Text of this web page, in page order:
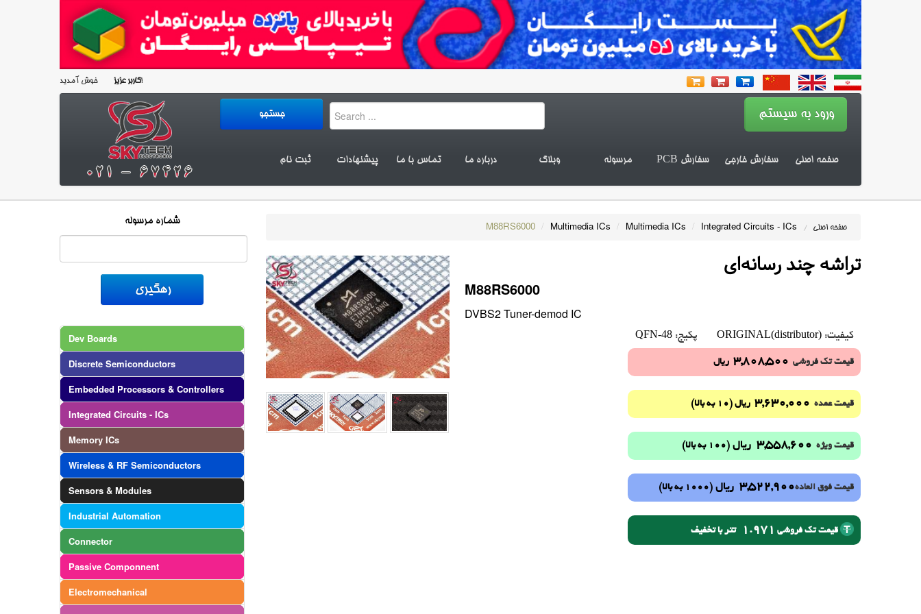
کاربر عزیزخوش آمدید!
صفحه اصلی سفارش خارجی سفارش PCB مرسوله وبلاگ درباره ما تماس با ما پیشنهادات ثبت نام
شماره مرسوله
Dev Boards
Discrete Semiconductors
Embedded Processors & Controllers
Integrated Circuits - ICs
Memory ICs
Wireless & RF Semiconductors
Sensors & Modules
Industrial Automation
Connector
Passive Componnent
Electromechanical
صفحه اصلی /
Integrated Circuits - ICs
/
Multimedia ICs
/
Multimedia ICs
/
M88RS6000
تراشه چند رسانه‌ای‏‏‎
M88RS6000
DVBS2 Tuner-demod IC
کیفیت: ORIGINAL(distributor) پکیج: QFN-48
قیمت تک فروشی 3,808,500 ریال
قیمت عمده 3,630,000 ریال (10 به بالا)
قیمت ویژه 3,558,600 ریال (100 به بالا)
قیمت فوق العاده3,522,900 ریال (1000 به بالا)
قیمت تک فروشی 1.971 تتر با تخفیف